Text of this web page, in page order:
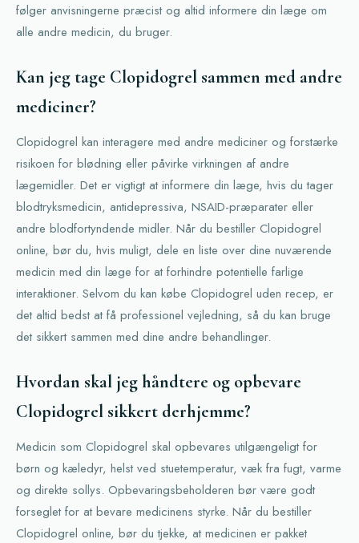
følger anvisningerne præcist og altid informere din læge om
alle andre medicin, du bruger.
Kan jeg tage Clopidogrel sammen med andre
mediciner?
Clopidogrel kan interagere med andre mediciner og forstærke
risikoen for blødning eller påvirke virkningen af andre
lægemidler. Det er vigtigt at informere din læge, hvis du tager
blodtryksmedicin, antidepressiva, NSAID-præparater eller
andre blodfortyndende midler. Når du bestiller Clopidogrel
online, bør du, hvis muligt, dele en liste over dine nuværende
medicin med din læge for at forhindre potentielle farlige
interaktioner. Selvom du kan købe Clopidogrel uden recep, er
det altid bedst at få professionel vejledning, så du kan bruge
det sikkert sammen med dine andre behandlinger.
Hvordan skal jeg håndtere og opbevare
Clopidogrel sikkert derhjemme?
Medicin som Clopidogrel skal opbevares utilgængeligt for
børn og kæledyr, helst ved stuetemperatur, væk fra fugt, varme
og direkte sollys. Opbevaringsbeholderen bør være godt
forseglet for at bevare medicinens styrke. Når du bestiller
Clopidogrel online, bør du tjekke, at medicinen er pakket